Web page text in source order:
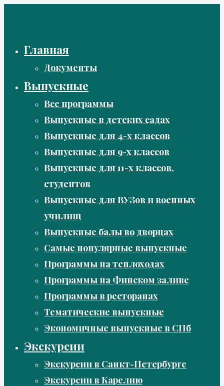
Главная
Документы
Выпускные
Все программы
Выпускные в детских садах
Выпускные для 4-х классов
Выпускные для 9-х классов
Выпускные для 11-х классов,
студентов
Выпускные для ВУЗов и военных
училищ
Выпускные балы во дворцах
Самые популярные выпускные
Программы на теплоходах
Программы на Финском заливе
Программы в ресторанах
Тематические выпускные
Экономичные выпускные в СПб
Экскурсии
Экскурсии в Санкт-Петербурге
Экскурсии в Карелию